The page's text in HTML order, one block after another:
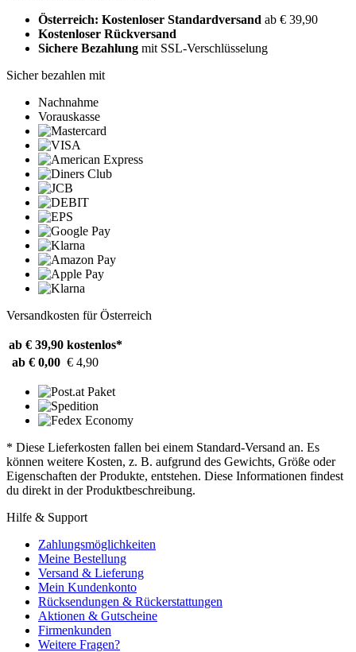
Österreich: Kostenloser Standardversand ab € 39,90
Kostenloser Rückversand
Sichere Bezahlung mit SSL-Verschlüsselung
Sicher bezahlen mit
Nachnahme
Vorauskasse
Versandkosten für Österreich
ab € 39,90 kostenlos*
ab € 0,00 € 4,90
* Diese Lieferkosten fallen bei einem Standard-Versand an. Es
können weitere Kosten, z. B. aufgrund des Gewichts, Größe oder
Eigenschaften der Produkte, entstehen. Diese Informationen findest
du direkt in der Produktbeschreibung.
Hilfe & Support
Zahlungsmöglichkeiten
Meine Bestellung
Versand & Lieferung
Mein Kundenkonto
Rücksendungen & Rückerstattungen
Aktionen & Gutscheine
Firmenkunden
Weitere Fragen?